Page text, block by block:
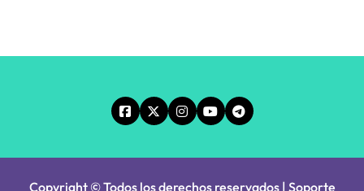
Copyright © Todos los derechos reservados | Soporte